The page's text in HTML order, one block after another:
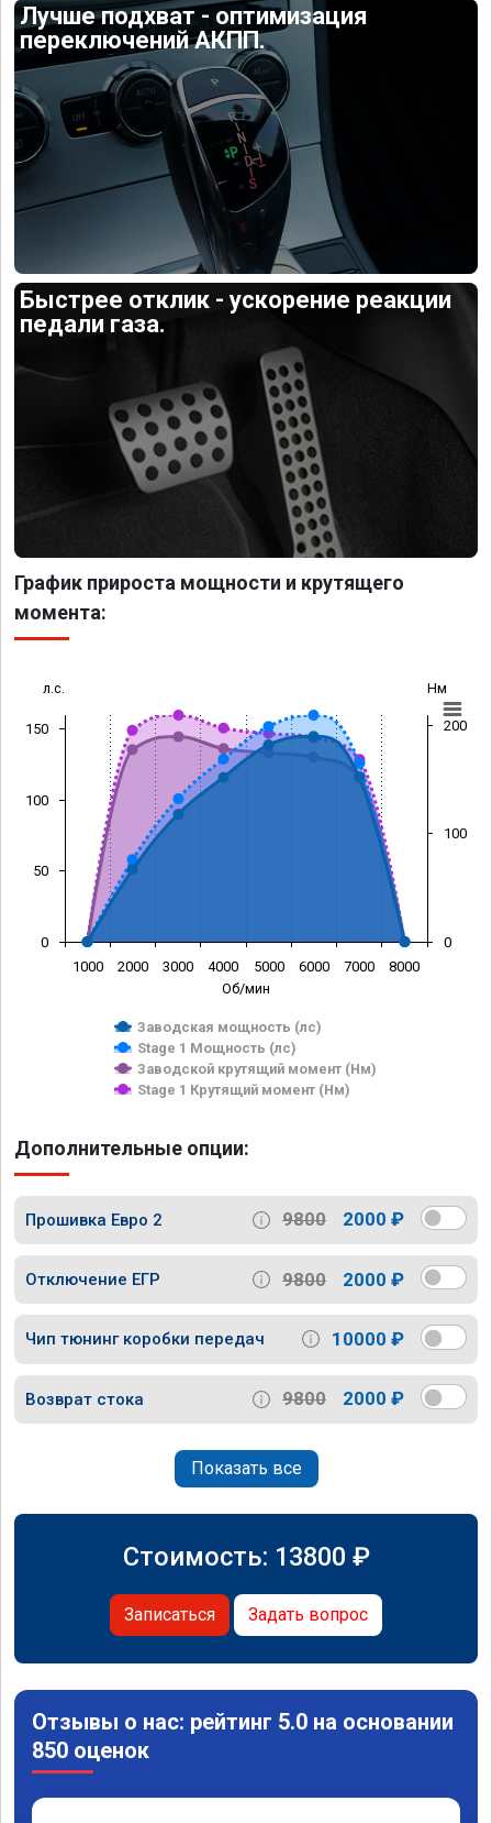
Лучше подхват - оптимизация
переключений АКПП.
Быстрее отклик - ускорение реакции
педали газа.
График прироста мощности и крутящего
момента:
Об/мин
л.с. Нм
Заводская мощность (лс)
Stage 1 Мощность (лс)
Заводской крутящий момент (Нм)
Stage 1 Крутящий момент (Нм)
1000 2000 3000 4000 5000 6000 7000 8000
0
50
100
150
0
100
200
Дополнительные опции:
Прошивка Евро 2 9800 2000 ₽
Отключение ЕГР 9800 2000 ₽
Чип тюнинг коробки передач 10000 ₽
Возврат стока 9800 2000 ₽
Показать все
Стоимость: 13800 ₽
Записаться Задать вопрос
Отзывы о нас: рейтинг 5.0 на основании
850 оценок